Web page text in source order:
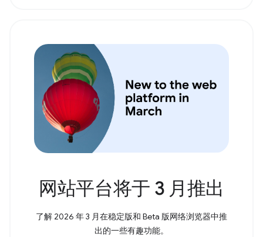
网站平台将于 3 月推出
了解 2026 年 3 月在稳定版和 Beta 版网络浏览器中推
出的一些有趣功能。